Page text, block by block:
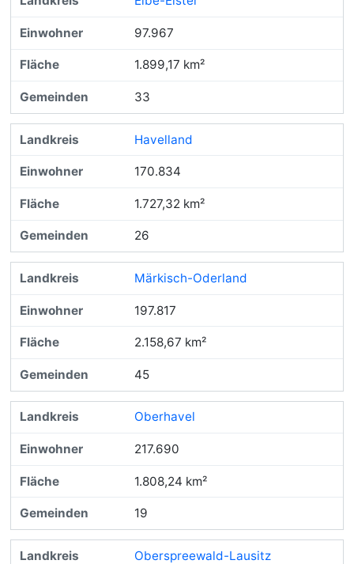
97.967
1.899,17 km²
33
Havelland
170.834
1.727,32 km²
26
Märkisch-Oderland
197.817
2.158,67 km²
45
Oberhavel
217.690
1.808,24 km²
19
Oberspreewald-Lausitz